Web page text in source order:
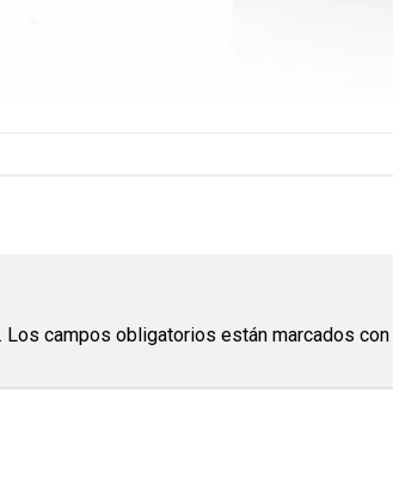
Los campos obligatorios están marcados con